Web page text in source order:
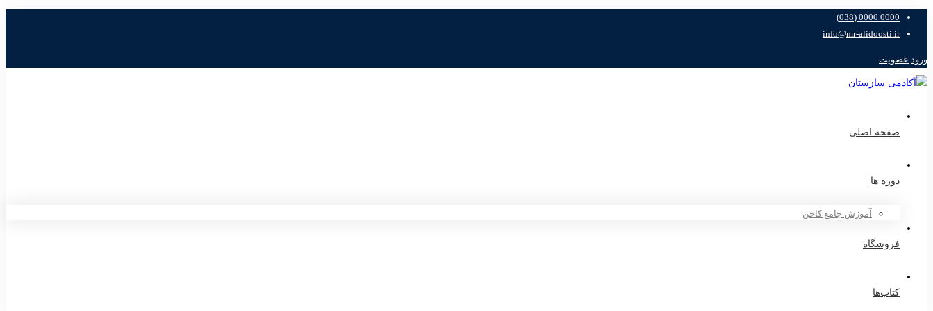
0000 0000 (038)
info@mr-alidoosti.ir
ورود عضویت
صفحه اصلی
دوره ها
آموزش جامع کاخن
فروشگاه
کتاب‌ها